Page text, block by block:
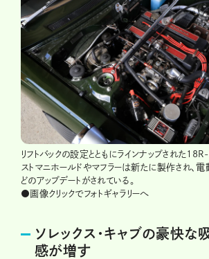
リフトバックの設定とともにラインナップされた
ストマニホールドやマフラーは新たに製作され、
どのアップデートがされている。
●画像クリックでフォトギャラリーへ
ソレックス・キャブの豪快な
感が増す